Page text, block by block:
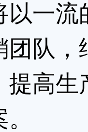
以一
团队
提高